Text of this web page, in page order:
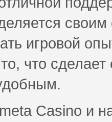
игровой
что
Casino и